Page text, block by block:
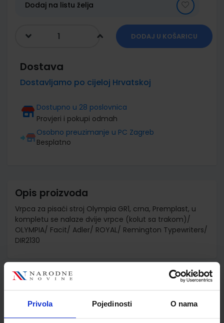
Privola Pojedinosti O nama
galleryDodaj na listu želja
DODAJ U KOŠARICU
Dostava
Dostavljamo po cijeloj Hrvatskoj
Dostupno u 28 poslovnica
Provjeri i pokupi odmah
Osobno preuzimanje u PC Zagreb
Besplatno
Opis proizvoda
Vrpca za pisaći stroj Olympia GR1, crna, Premplast, u
kompletu se nalaze dvije vrpce (kolut sa trakom)/
OLYMPIA/ Facit/ Adler/ ROYAL/ Remington Typewriters/
DIR2130
Šifra proizvoda
892793
Jedinična mjera